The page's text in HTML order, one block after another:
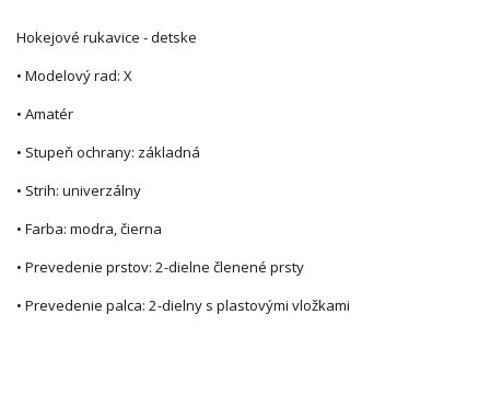
Hokejové rukavice - detske
• Modelový rad: X
• Amatér
• Stupeň ochrany: základná
• Strih: univerzálny
• Farba: modra, čierna
• Prevedenie prstov: 2-dielne členené prsty
• Prevedenie palca: 2-dielny s plastovými vložkami